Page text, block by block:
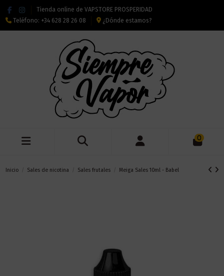
Tienda online de VAPSTORE PROSPERIDAD
Teléfono: +34 628 28 26 08 ¿Dónde estamos?
0
Inicio Sales de nicotina Sales frutales Meiga Sales 10ml - Babel